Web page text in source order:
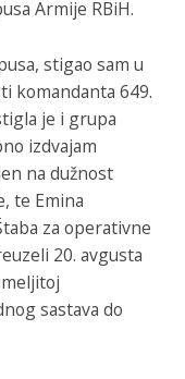
Armije RBiH.
stigao sam u
komandanta 649.
je i grupa
izdvajam
na dužnost
te Emina
za operativne
20. avgusta
sastava do